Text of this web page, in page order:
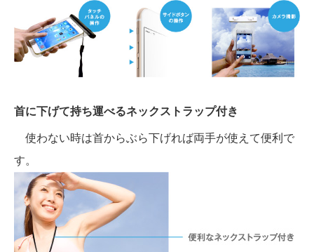
首に下げて持ち運べるネックストラップ付き
使わない時は首からぶら下げれば両手が使えて便利で
す。